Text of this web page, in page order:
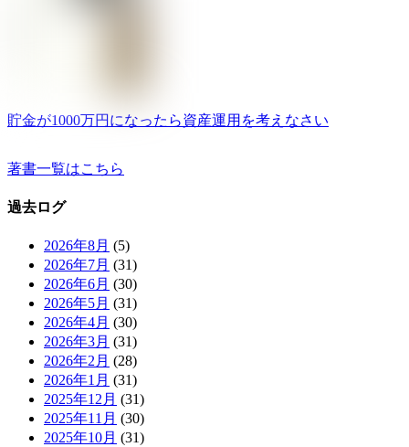
貯金が1000万円になったら資産運用を考えなさい
著書一覧はこちら
過去ログ
2026年8月 (5)
2026年7月 (31)
2026年6月 (30)
2026年5月 (31)
2026年4月 (30)
2026年3月 (31)
2026年2月 (28)
2026年1月 (31)
2025年12月 (31)
2025年11月 (30)
2025年10月 (31)